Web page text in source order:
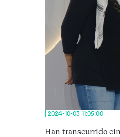
| 2024-10-03 11:05:00
Han transcurrido